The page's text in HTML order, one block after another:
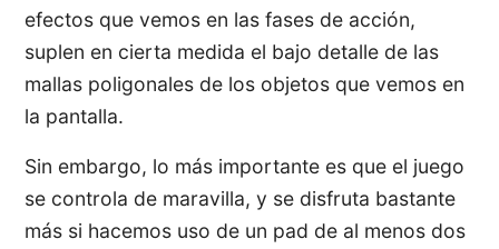
efectos que vemos en las fases de acción,
suplen en cierta medida el bajo detalle de las
mallas poligonales de los objetos que vemos en
la pantalla.
Sin embargo, lo más importante es que el juego
se controla de maravilla, y se disfruta bastante
más si hacemos uso de un pad de al menos dos